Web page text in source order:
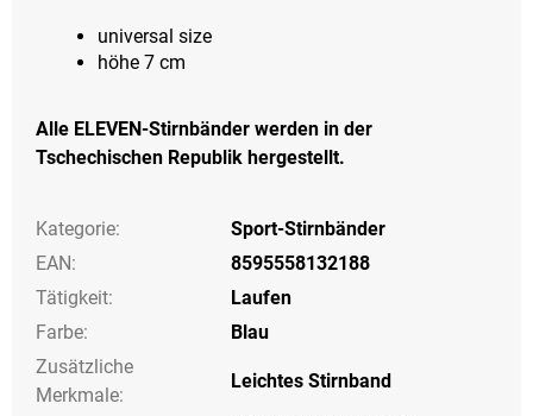
universal size
höhe 7 cm
Alle ELEVEN-Stirnbänder werden in der
Tschechischen Republik hergestellt.
Kategorie:
Sport-Stirnbänder
EAN:
8595558132188
Tätigkeit:
Laufen
Farbe:
Blau
Zusätzliche
Merkmale:
Leichtes Stirnband